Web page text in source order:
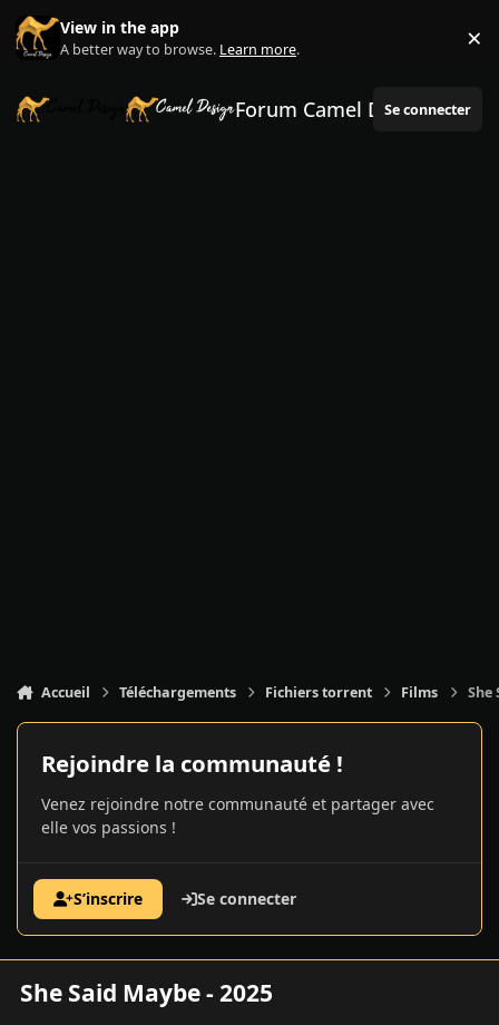
Aller au contenu
View in the app
A better way to browse. Learn more. ×
Forum Camel Design
Se connecter
Accueil Téléchargements Fichiers torrent Films She
Rejoindre la communauté !
Venez rejoindre notre communauté et partager avec
elle vos passions !
S’inscrire Se connecter
She Said Maybe - 2025